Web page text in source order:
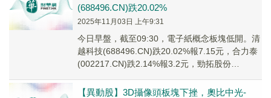
(688496.CN)跌20.02%
2025年11月03日 上午9:31
今日早盤，截至09:30，電子紙概念板塊低開。清
越科技(688496.CN)跌20.02%報7.15元，合力泰
(002217.CN)跌2.14%報3.2元，勁拓股份
【異動股】3D攝像頭板塊下挫，奧比中光-